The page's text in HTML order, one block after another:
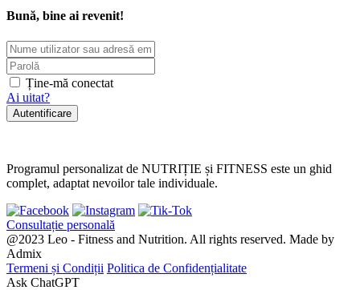
Bună, bine ai revenit!
Ține-mă conectat
Ai uitat?
Autentificare
Programul personalizat de NUTRIȚIE și FITNESS este un ghid
complet, adaptat nevoilor tale individuale.
Consultație personală
@2023 Leo - Fitness and Nutrition. All rights reserved. Made by
Admix
Termeni și Condiții Politica de Confidențialitate
Ask ChatGPT